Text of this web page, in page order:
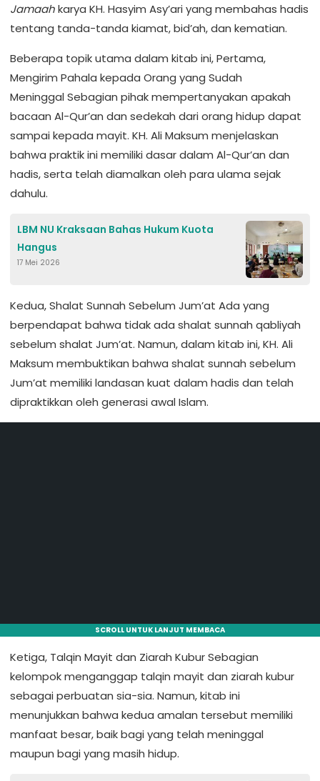
Jamaahkarya KH. Hasyim Asy’ari yang membahas hadis
tentang tanda-tanda kiamat, bid’ah, dan kematian.
Beberapa topik utama dalam kitab ini, Pertama,
Mengirim Pahala kepada Orang yang Sudah
Meninggal Sebagian pihak mempertanyakan apakah
bacaan Al-Qur’an dan sedekah dari orang hidup dapat
sampai kepada mayit. KH. Ali Maksum menjelaskan
bahwa praktik ini memiliki dasar dalam Al-Qur’an dan
hadis, serta telah diamalkan oleh para ulama sejak
dahulu.
LBM NU Kraksaan Bahas Hukum Kuota
Hangus
17 Mei 2026
Kedua, Shalat Sunnah Sebelum Jum’at Ada yang
berpendapat bahwa tidak ada shalat sunnah qabliyah
sebelum shalat Jum’at. Namun, dalam kitab ini, KH. Ali
Maksum membuktikan bahwa shalat sunnah sebelum
Jum’at memiliki landasan kuat dalam hadis dan telah
dipraktikkan oleh generasi awal Islam.
SCROLL UNTUK LANJUT MEMBACA
Ketiga, Talqin Mayit dan Ziarah Kubur Sebagian
kelompok menganggap talqin mayit dan ziarah kubur
sebagai perbuatan sia-sia. Namun, kitab ini
menunjukkan bahwa kedua amalan tersebut memiliki
manfaat besar, baik bagi yang telah meninggal
maupun bagi yang masih hidup.